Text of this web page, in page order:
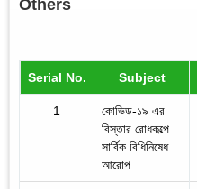
Others
Serial No. Subject
1
কোভিড-১৯ এর
বিস্তার রোধকল্পে
সার্বিক বিধিনিষেধ
আরোপ